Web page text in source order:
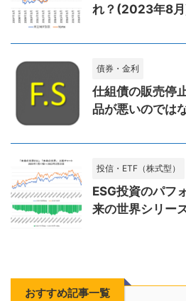
れ？(2023年8
債券・金利
仕組債の販売停
品が悪いのでは
投信・ETF（株式型）
ESG投資のパフ
来の世界シリー
おすすめ記事一覧